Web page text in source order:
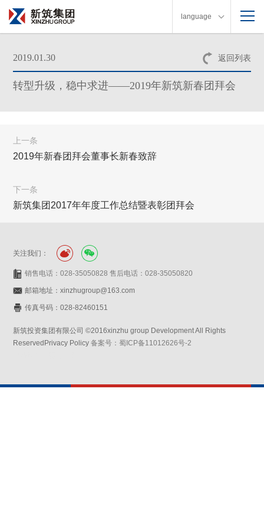
language
返回列表
2019.01.30
转型升级，稳中求进——2019年新筑新春团拜会
上一条
2019年新春团拜会董事长新春致辞
下一条
新筑集团2017年年度工作总结暨表彰团拜会
关注我们：
销售电话：028-35050828 售后电话：028-35050820
邮箱地址：xinzhugroup@163.com
传真号码：028-82460151
新筑投资集团有限公司 ©2016xinzhu group Development All Rights
ReservedPrivacy Policy备案号：蜀ICP备11012626号-2